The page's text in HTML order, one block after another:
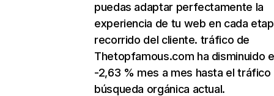
puedas adaptar perfectamente la
experiencia de tu web en cada
recorrido del cliente. tráfico de
Thetopfamous.com ha disminuido
-2,63 % mes a mes hasta el tráfico
búsqueda orgánica actual.